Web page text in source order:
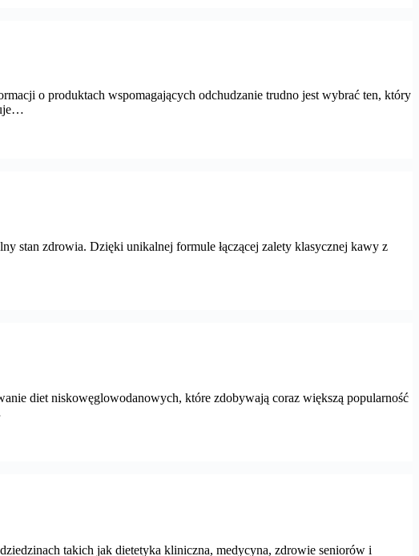
o produktach wspomagających odchudzanie trudno jest wybrać ten, który
stan zdrowia. Dzięki unikalnej formule łączącej zalety klasycznej kawy z
diet niskowęglowodanowych, które zdobywają coraz większą popularność
takich jak dietetyka kliniczna, medycyna, zdrowie seniorów i